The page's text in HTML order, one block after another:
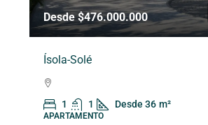
Desde $476.000.000
Ísola-Solé
1 1 Desde 36 m²
APARTAMENTO